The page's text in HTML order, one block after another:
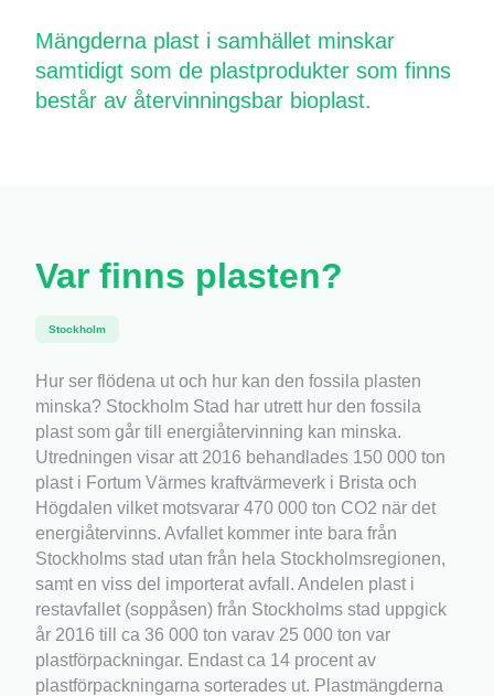
Mängderna plast i samhället minskar
samtidigt som de plastprodukter som finns
består av återvinningsbar bioplast.
Var finns plasten?
Stockholm
Hur ser flödena ut och hur kan den fossila plasten
minska? Stockholm Stad har utrett hur den fossila
plast som går till energiåtervinning kan minska.
Utredningen visar att 2016 behandlades 150 000 ton
plast i Fortum Värmes kraftvärmeverk i Brista och
Högdalen vilket motsvarar 470 000 ton CO2 när det
energiåtervinns. Avfallet kommer inte bara från
Stockholms stad utan från hela Stockholmsregionen,
samt en viss del importerat avfall. Andelen plast i
restavfallet (soppåsen) från Stockholms stad uppgick
år 2016 till ca 36 000 ton varav 25 000 ton var
plastförpackningar. Endast ca 14 procent av
plastförpackningarna sorterades ut. Plastmängderna